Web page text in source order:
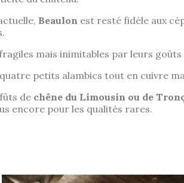
Beaulon est resté fidèle aux
mais inimitables par leurs
petits alambics tout en cuivre
de chêne du Limousin ou de
encore pour les qualités rares.